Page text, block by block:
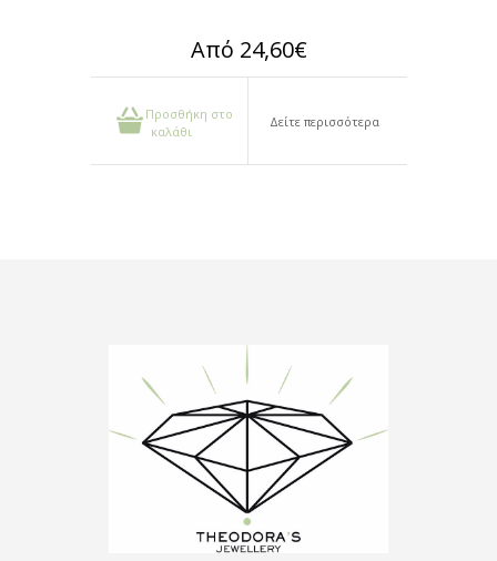
Από 24,60€
Προσθήκη στο
καλάθι
Δείτε περισσότερα